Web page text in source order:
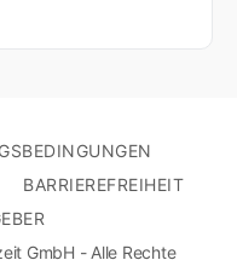
BARRIEREFREIHEIT
GmbH - Alle Rechte